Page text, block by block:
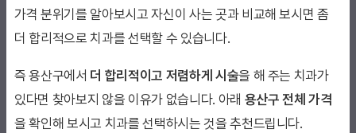
가격 분위기를 알아보시고 자신이 사는 곳과 비교해 보시면 좀
더 합리적으로 치과를 선택할 수 있습니다.
즉 용산구에서 더 합리적이고 저렴하게 시술을 해 주는 치과가
있다면 찾아보지 않을 이유가 없습니다. 아래 용산구 전체 가격
을 확인해 보시고 치과를 선택하시는 것을 추천드립니다.